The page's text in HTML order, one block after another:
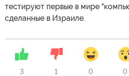
тестируют первые в мире
сделанные в Израиле.
3 1 0 0